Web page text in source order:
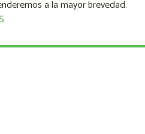
a la mayor brevedad.